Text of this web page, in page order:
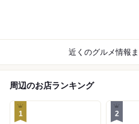
近くのグルメ情報
周辺のお店ランキング
1 2